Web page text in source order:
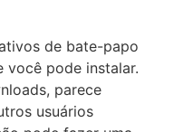
de bate-papo
você pode instalar.
parece
usuários